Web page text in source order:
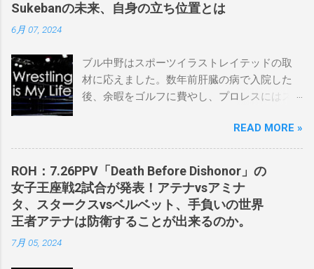
Sukebanの未来、自身の立ち位置とは
6月 07, 2024
ブル中野はスポーツイラストレイテッドの取
材に応えました。数年前肝臓の病で入院した
後、余暇をゴルフに費やし、プロレスにはス
ました。なお、新しいプロモーションは無限
の可能性に満ちており、先日WWEのニック・
カーン社長にスカウトされました。 「私は
2023年にスケバンのコミッショナーに任命さ
れました。スケバンの醍醐味は、日本独自の
文化の過去、現在、未来をリング上で見るこ
とができることです。何十年も前のスケバン
READ MORE »
ROH：7.26PPV「Death Before Dishonor」の
女子王座戦2試合が発表！アテナvsアミナ
タ、スタークスvsベルベット、手負いの世界
王者アテナは防衛することが出来るのか。
7月 05, 2024